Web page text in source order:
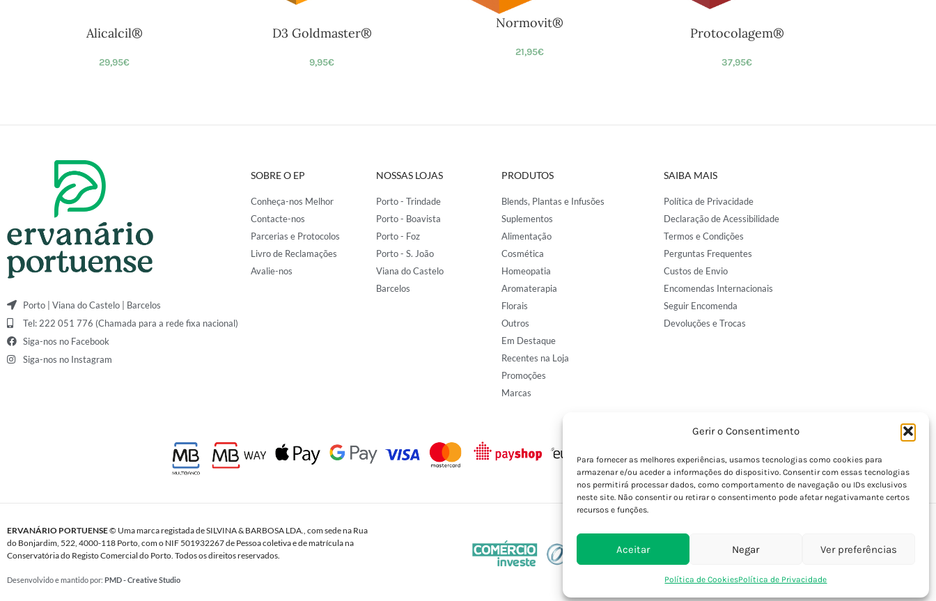
Gerir o Consentimento
Para fornecer as melhores experiências, usamos tecnologias como cookies para
armazenar e/ou aceder a informações do dispositivo. Consentir com essas tecnologias
nos permitirá processar dados, como comportamento de navegação ou IDs exclusivos
neste site. Não consentir ou retirar o consentimento pode afetar negativamante certos
recursos e funções.
Aceitar Negar Ver preferências
Política de CookiesPolítica de Privacidade
Alicalcil®
29,95€
D3 Goldmaster®
9,95€
Normovit®
21,95€
Protocolagem®
37,95€
Porto | Viana do Castelo | Barcelos
Tel: 222 051 776 (Chamada para a rede fixa nacional)
Siga-nos no Facebook
Siga-nos no Instagram
SOBRE O EP
Conheça-nos Melhor
Contacte-nos
Parcerias e Protocolos
Livro de Reclamações
Avalie-nos
NOSSAS LOJAS
Porto - Trindade
Porto - Boavista
Porto - Foz
Porto - S. João
Viana do Castelo
Barcelos
PRODUTOS
Blends, Plantas e Infusões
Suplementos
Alimentação
Cosmética
Homeopatia
Aromaterapia
Florais
Outros
Em Destaque
Recentes na Loja
Promoções
Marcas
SAIBA MAIS
Política de Privacidade
Declaração de Acessibilidade
Termos e Condições
Perguntas Frequentes
Custos de Envio
Encomendas Internacionais
Seguir Encomenda
Devoluções e Trocas
ERVANÁRIO PORTUENSE© Uma marca registada de SILVINA & BARBOSA LDA., com sede na Rua
do Bonjardim, 522, 4000-118 Porto, com o NIF 501932267 de Pessoa coletiva e de matrícula na
Conservatória do Registo Comercial do Porto. Todos os direitos reservados.
Desenvolvido e mantido por: PMD - Creative Studio